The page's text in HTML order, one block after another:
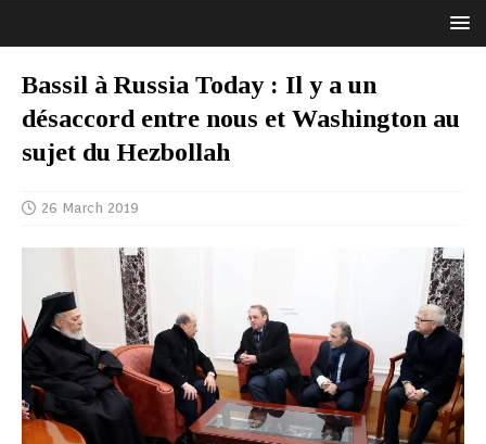
Bassil à Russia Today : Il y a un
désaccord entre nous et Washington au
sujet du Hezbollah
26 March 2019